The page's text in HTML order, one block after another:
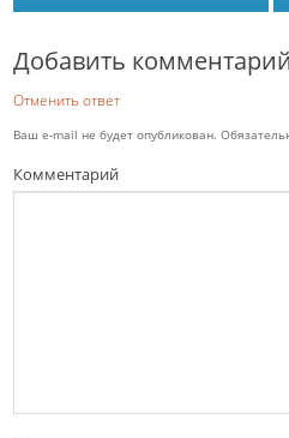
Добавить комментарий
Отменить ответ
Ваш e-mail не будет опубликован.
Комментарий